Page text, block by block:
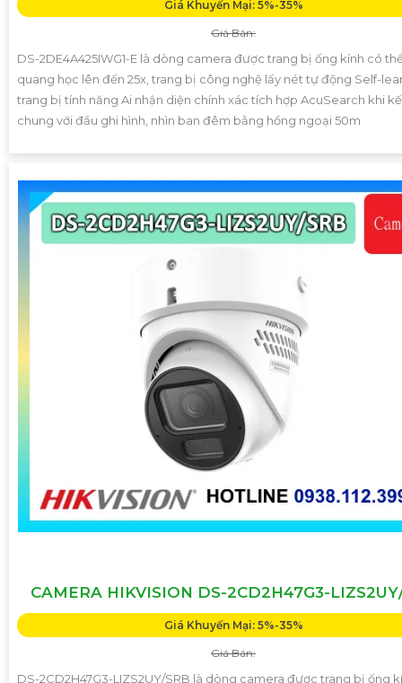
Giá Khuyến Mại: 5%-35%
Giá Bán:
DS-2DE4A425IWG1-E là dòng camera được trang bị ống kính có
quang học lên đến 25x, trang bị công nghệ lấy nét tự động Self-
trang bị tính năng Ai nhận diện chính xác tích hợp AcuSearch khi
chung với đầu ghi hình, nhìn ban đêm bằng hồng ngoại 50m
CAMERA HIKVISION DS-2CD2H47G3-
Giá Khuyến Mại: 5%-35%
Giá Bán:
DS-2CD2H47G3-LIZS2UY/SRB là dòng camera được trang bị ống